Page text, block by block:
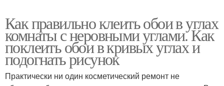
Как правильно клеить обои в углах
комнаты с неровными углами. Как
поклеить обои в кривых углах и
подогнать рисунок
Практически ни один косметический ремонт не